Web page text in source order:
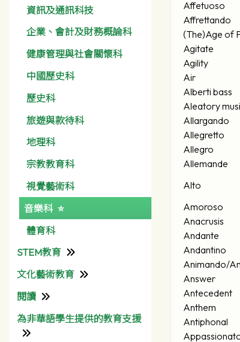
資訊及通訊科技
企業、會計及財務概論科
健康管理與社會關懷科
中國歷史科
歷史科
旅遊與款待科
地理科
宗教教育科
視覺藝術科
音樂科
體育科
STEM教育
資訊科技組
文化藝術教育
彩天文化藝術月
閱讀
圖書館
為非華語學生提供的教育支援
Affetuoso
Affrettando
(The)Age of
Agitate
Agility
Air
Alberti bass
Aleatory
Allargando
Allegretto
Allegro
Allemande
Alto
Amoroso
Anacrusis
Andante
Andantino
Animando/
Answer
Antecedent
Anthem
Antiphonal